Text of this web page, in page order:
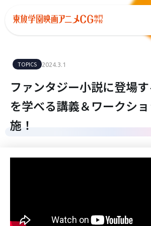
TOPICS 2024.3.1
ファンタジー小説に登場
を学べる講義＆ワークシ
施！